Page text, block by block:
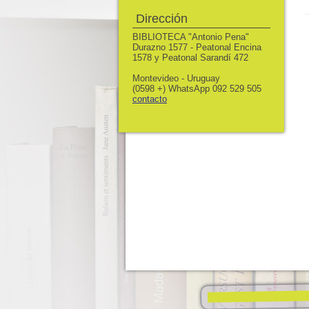
Dirección
BIBLIOTECA "Antonio Pena"
Durazno 1577 - Peatonal Encina
1578 y Peatonal Sarandí 472
Montevideo - Uruguay
(0598 +) WhatsApp 092 529 505
contacto